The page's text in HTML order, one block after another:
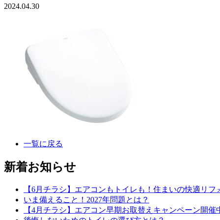
2024.04.30
一覧に戻る
新着お知らせ
【6月チラシ】エアコンもトイレも！住まいの快適リフ
いま備えること！2027年問題とは？
【4月チラシ】エアコン早期お取替えキャンペーン開催